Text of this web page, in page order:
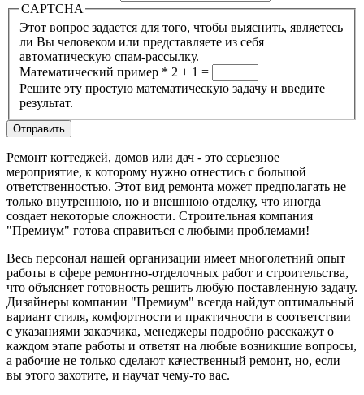
CAPTCHA
Этот вопрос задается для того, чтобы выяснить, являетесь
ли Вы человеком или представляете из себя
автоматическую спам-рассылку.
Математический пример * 2 + 1 =
Решите эту простую математическую задачу и введите
результат.
Ремонт коттеджей, домов или дач - это серьезное
мероприятие, к которому нужно отнестись с большой
ответственностью. Этот вид ремонта может предполагать не
только внутреннюю, но и внешнюю отделку, что иногда
создает некоторые сложности. Строительная компания
"Премиум" готова справиться с любыми проблемами!
Весь персонал нашей организации имеет многолетний опыт
работы в сфере ремонтно-отделочных работ и строительства,
что объясняет готовность решить любую поставленную задачу.
Дизайнеры компании "Премиум" всегда найдут оптимальный
вариант стиля, комфортности и практичности в соответствии
с указаниями заказчика, менеджеры подробно расскажут о
каждом этапе работы и ответят на любые возникшие вопросы,
а рабочие не только сделают качественный ремонт, но, если
вы этого захотите, и научат чему-то вас.